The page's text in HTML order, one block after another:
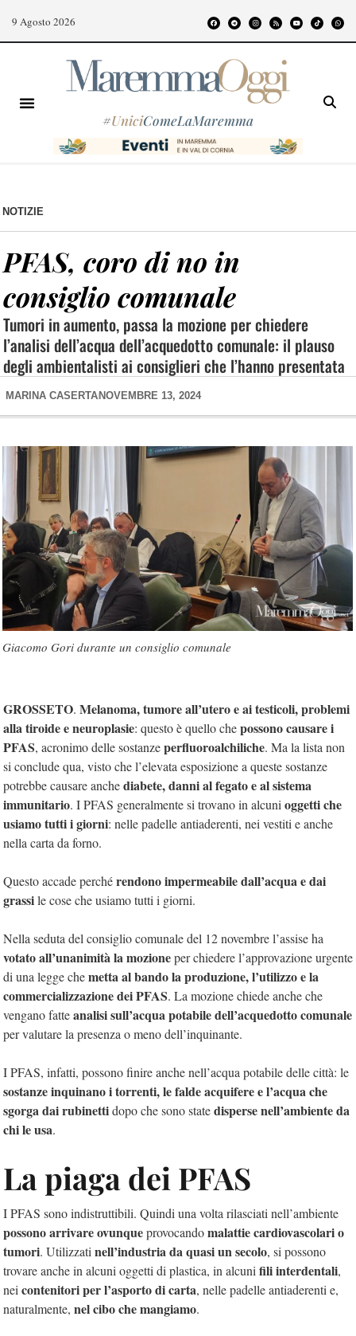
9 Agosto 2026
#UniciComeLaMaremma
NOTIZIE
PFAS, coro di no in
consiglio comunale
Tumori in aumento, passa la mozione per chiedere
l’analisi dell’acqua dell’acquedotto comunale: il plauso
degli ambientalisti ai consiglieri che l’hanno presentata
MARINA CASERTA NOVEMBRE 13, 2024
Giacomo Gori durante un consiglio comunale
GROSSETO. Melanoma, tumore all’utero e ai testicoli, problemi
alla tiroide e neuroplasie: questo è quello chepossono causare i
PFAS, acronimo delle sostanzeperfluoroalchiliche. Ma la lista non
si conclude qua, visto che l’elevata esposizione a queste sostanze
potrebbe causare anchediabete, danni al fegato e al sistema
immunitario. I PFAS generalmente si trovano in alcuni oggetti che
usiamo tutti i giorni: nelle padelle antiaderenti, nei vestiti e anche
nella carta da forno.
Questo accade perchérendono impermeabile dall’acqua e dai
grassile cose che usiamo tutti i giorni.
Nella seduta del consiglio comunale del 12 novembre l’assise ha
votato all’unanimità la mozioneper chiedere l’approvazione urgente
di una legge chemetta al bando la produzione, l’utilizzo e la
commercializzazione dei PFAS. La mozione chiede anche che
vengano fatteanalisi sull’acqua potabile dell’acquedotto comunale
per valutare la presenza o meno dell’inquinante.
I PFAS, infatti, possono finire anche nell’acqua potabile delle città: le
sostanze inquinano i torrenti, le falde acquifere e l’acqua che
sgorga dai rubinettidopo che sono statedisperse nell’ambiente da
chi le usa.
La piaga dei PFAS
I PFAS sono indistruttibili. Quindi una volta rilasciati nell’ambiente
possono arrivare ovunqueprovocandomalattie cardiovascolari o
tumori. Utilizzati nell’industria da quasi un secolo, si possono
trovare anche in alcuni oggetti di plastica, in alcuni fili interdentali,
nei contenitori per l’asporto di carta, nelle padelle antiaderenti e,
naturalmente, nel cibo che mangiamo.